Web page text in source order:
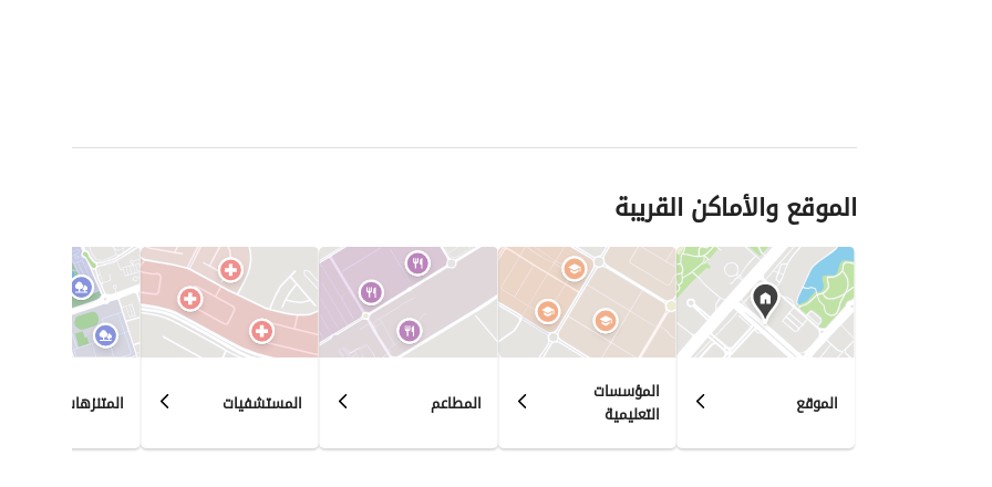
الموقع والأماكن القريبة
الموقع المؤسسات
التعليمية المطاعم المستشفيات المتنزهات